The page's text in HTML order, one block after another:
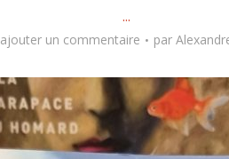
...
ajouter un commentaire par